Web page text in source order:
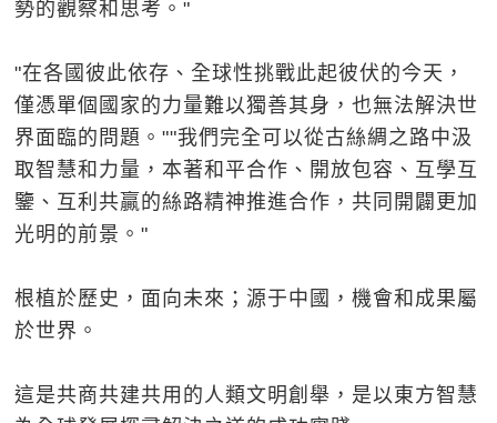
勢的觀察和思考。"
"在各國彼此依存、全球性挑戰此起彼伏的今天，
僅憑單個國家的力量難以獨善其身，也無法解決世
界面臨的問題。""我們完全可以從古絲綢之路中汲
取智慧和力量，本著和平合作、開放包容、互學互
鑒、互利共贏的絲路精神推進合作，共同開闢更加
光明的前景。"
根植於歷史，面向未來；源于中國，機會和成果屬
於世界。
這是共商共建共用的人類文明創舉，是以東方智慧